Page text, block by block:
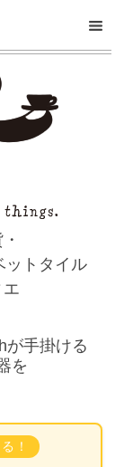
ットタイル
が手掛ける
を
！